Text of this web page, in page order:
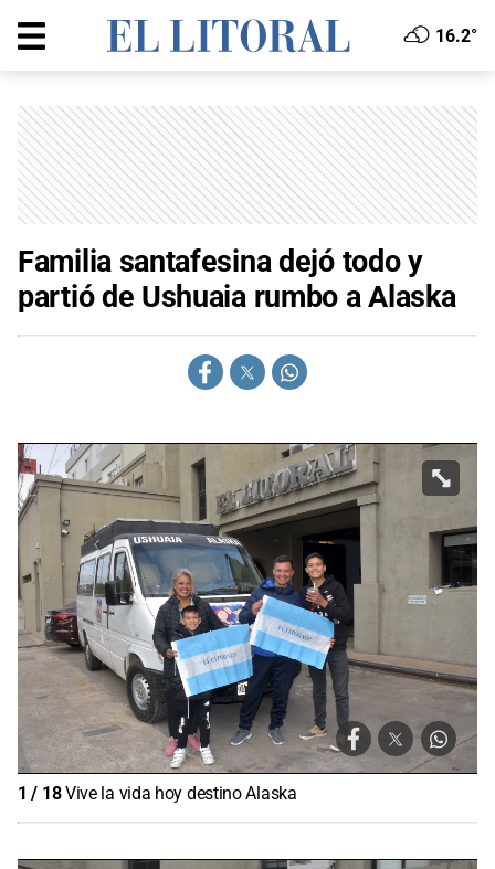
16.2°
Familia santafesina dejó todo y
partió de Ushuaia rumbo a Alaska
1 / 18Vive la vida hoy destino Alaska